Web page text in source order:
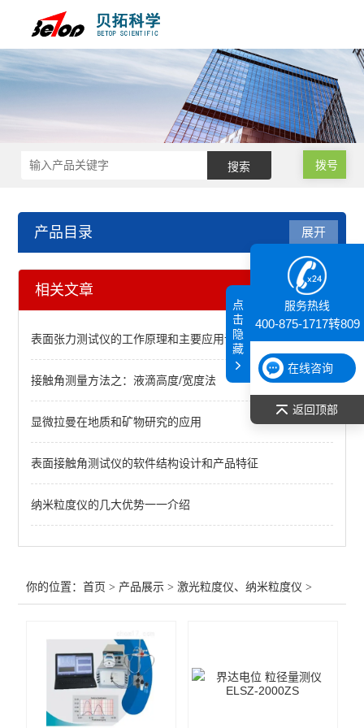
拨号
产品目录
激光粒度仪、纳米粒度仪
Microtrac S3500SI图像激光粒度分析仪
Microtrac S3500系列激光粒度分析仪
EKO DisperSizer DS-1 粒度分布分析器
查看全部 >>
展开
相关文章
表面张力测试仪的工作原理和主要应用说明
接触角测量方法之：液滴高度/宽度法
显微拉曼在地质和矿物研究的应用
表面接触角测试仪的软件结构设计和产品特征
纳米粒度仪的几大优势一一介绍
你的位置：首页 > 产品展示 >激光粒度仪、纳米粒度仪 >
服务热线
400-875-1717转809
在线咨询
返回顶部
点
击
隐
藏